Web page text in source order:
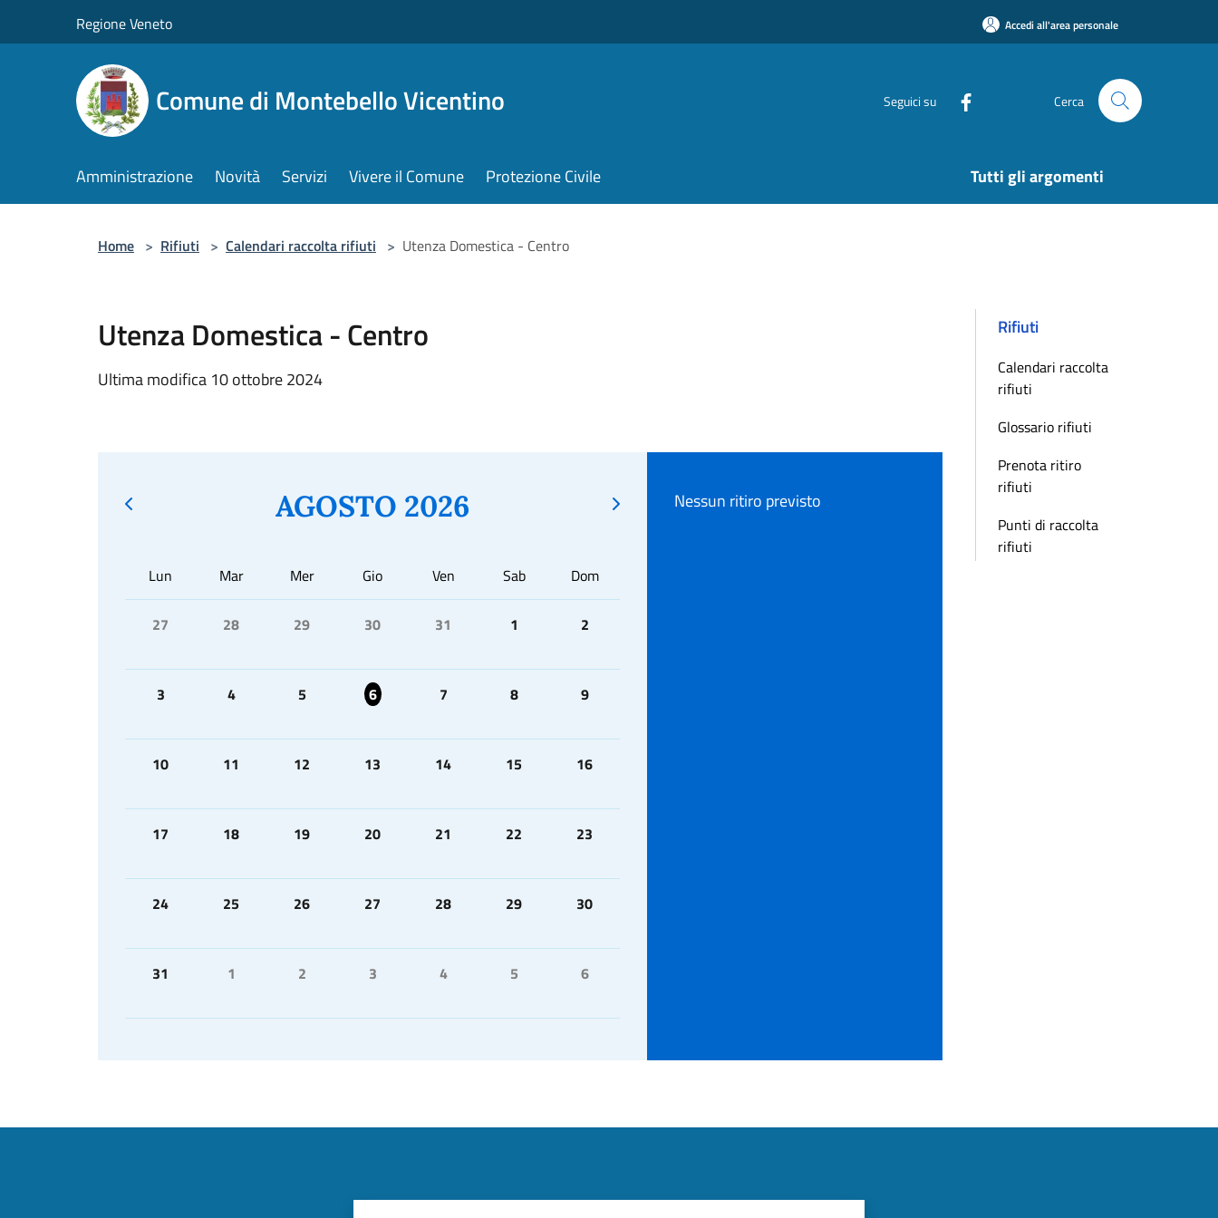
Regione Veneto Accedi all'area personale
Comune di Montebello Vicentino Seguici su Cerca
Amministrazione Novità Servizi Vivere il Comune Protezione Civile Tutti gli argomenti
Home > Rifiuti > Calendari raccolta rifiuti > Utenza Domestica - Centro
Utenza Domestica - Centro
Ultima modifica 10 ottobre 2024
AGOSTO 2026
Lun Mar Mer Gio Ven Sab Dom
27 28 29 30 31 1 2
3 4 5 6 7 8 9
10 11 12 13 14 15 16
17 18 19 20 21 22 23
24 25 26 27 28 29 30
31 1 2 3 4 5 6
Nessun ritiro previsto
Rifiuti
Calendari raccolta
rifiuti
Glossario rifiuti
Prenota ritiro
rifiuti
Punti di raccolta
rifiuti